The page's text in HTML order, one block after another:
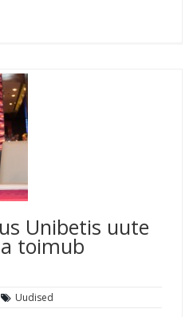
Unibetis uute
toimub
Uudised